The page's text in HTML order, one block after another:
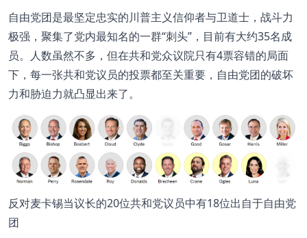
自由党团是最坚定忠实的川普主义信仰者与卫道士，战斗力
极强，聚集了党内最知名的一群“刺头”，目前有大约35名成
员。人数虽然不多，但在共和党众议院只有4票容错的局面
下，每一张共和党议员的投票都至关重要，自由党团的破坏
力和胁迫力就凸显出来了。
反对麦卡锡当议长的20位共和党议员中有18位出自于自由党
团